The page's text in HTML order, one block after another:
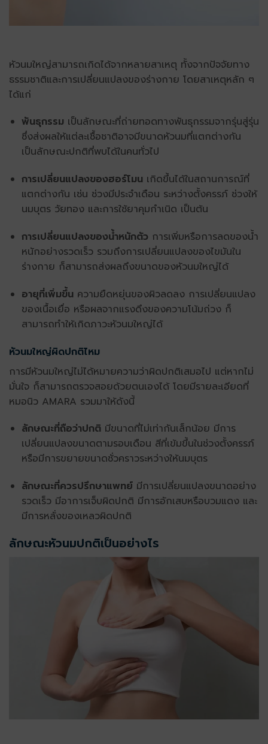
หัวนมใหญ่สามารถเกิดได้จากหลายสาเหตุ ทั้งจากปัจจัยทาง
ธรรมชาติและการเปลี่ยนแปลงของร่างกาย โดยสาเหตุหลัก ๆ
ได้แก่
พันธุกรรม เป็นลักษณะที่ถ่ายทอดทางพันธุกรรมจากรุ่นสู่รุ่น
ซึ่งส่งผลให้แต่ละเชื้อชาติอาจมีขนาดหัวนมที่แตกต่างกัน
เป็นลักษณะปกติที่พบได้ในคนทั่วไป
การเปลี่ยนแปลงของฮอร์โมน เกิดขึ้นได้ในสถานการณ์ที่
แตกต่างกัน เช่น ช่วงมีประจำเดือน ระหว่างตั้งครรภ์ ช่วงให้
นมบุตร วัยทอง และการใช้ยาคุมกำเนิด เป็นต้น
การเปลี่ยนแปลงของน้ำหนักตัว การเพิ่มหรือการลดของน้ำ
หนักอย่างรวดเร็ว รวมถึงการเปลี่ยนแปลงของไขมันใน
ร่างกาย ก็สามารถส่งผลถึงขนาดของหัวนมใหญ่ได้
อายุที่เพิ่มขึ้น ความยืดหยุ่นของผิวลดลง การเปลี่ยนแปลง
ของเนื้อเยื่อ หรือผลจากแรงดึงของความโน้มถ่วง ก็
สามารถทำให้เกิดภาวะหัวนมใหญ่ได้
หัวนมใหญ่ผิดปกติไหม
การมีหัวนมใหญ่ไม่ได้หมายความว่าผิดปกติเสมอไป แต่หากไม่
มั่นใจ ก็สามารถตรวจสอยด้วยตนเองได้ โดยมีรายละเอียดที่
หมอนิว AMARA รวมมาให้ดังนี้
ลักษณะที่ถือว่าปกติ มีขนาดที่ไม่เท่ากันเล็กน้อย มีการ
เปลี่ยนแปลงขนาดตามรอบเดือน สีที่เข้มขึ้นในช่วงตั้งครรภ์
หรือมีการขยายขนาดชั่วคราวระหว่างให้นมบุตร
ลักษณะที่ควรปรึกษาแพทย์ มีการเปลี่ยนแปลงขนาดอย่าง
รวดเร็ว มีอาการเจ็บผิดปกติ มีการอักเสบหรือบวมแดง และ
มีการหลั่งของเหลวผิดปกติ
ลักษณะหัวนมปกติเป็นอย่างไร